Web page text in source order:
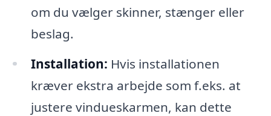
om du vælger skinner, stænger eller
beslag.
Installation: Hvis installationen
kræver ekstra arbejde som f.eks. at
justere vindueskarmen, kan dette